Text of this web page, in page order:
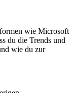
wie Microsoft
du die Trends und
wie du zur